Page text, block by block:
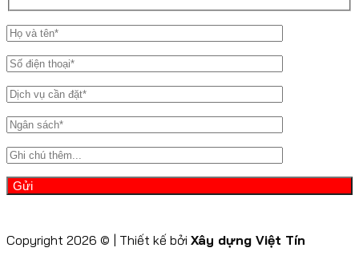
Copyright 2026 © | Thiết kế bởi Xây dựng Việt Tín